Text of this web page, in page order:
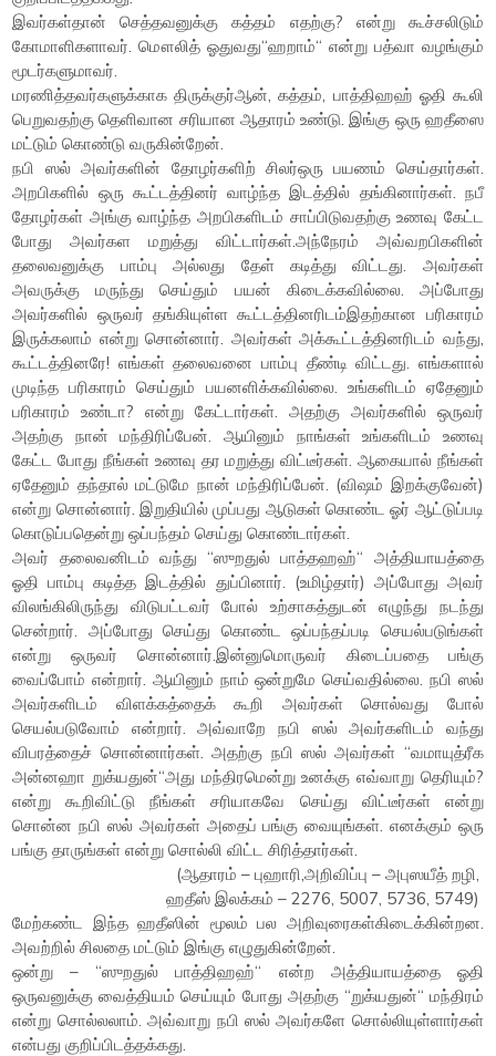
இவர்கள்தான் செத்தவனுக்கு கத்தம் எதற்கு? என்று கூச்சலிடும்
கோமாளிகளாவர். மௌலித் ஓதுவது“ஹறாம்“ என்று பத்வா வழங்கும்
மூடர்களுமாவர்.
மரணித்தவர்களுக்காக திருக்குர்ஆன், கத்தம், பாத்திஹஹ் ஓதி கூலி
பெறுவதற்கு தெளிவான சரியான ஆதாரம் உண்டு. இங்கு ஒரு ஹதீஸை
மட்டும் கொண்டு வருகின்றேன்.
நபி ஸல் அவர்களின் தோழர்களிற் சிலர்ஒரு பயணம் செய்தார்கள்.
அறபிகளில் ஒரு கூட்டத்தினர் வாழ்ந்த இடத்தில் தங்கினார்கள். நபீ
தோழர்கள் அங்கு வாழ்ந்த அறபிகளிடம் சாப்பிடுவதற்கு உணவு கேட்ட
போது அவர்கள மறுத்து விட்டார்கள்.அந்நேரம் அவ்வறபிகளின்
தலைவனுக்கு பாம்பு அல்லது தேள் கடித்து விட்டது. அவர்கள்
அவருக்கு மருந்து செய்தும் பயன் கிடைக்கவில்லை. அப்போது
அவர்களில் ஒருவர் தங்கியுள்ள கூட்டத்தினரிடம்இதற்கான பரிகாரம்
இருக்கலாம் என்று சொன்னார். அவர்கள் அக்கூட்டத்தினரிடம் வந்து,
கூட்டத்தினரே! எங்கள் தலைவனை பாம்பு தீண்டி விட்டது. எங்களால்
முடிந்த பரிகாரம் செய்தும் பயனளிக்கவில்லை. உங்களிடம் ஏதேனும்
பரிகாரம் உண்டா? என்று கேட்டார்கள். அதற்கு அவர்களில் ஒருவர்
அதற்கு நான் மந்திரிப்பேன். ஆயினும் நாங்கள் உங்களிடம் உணவு
கேட்ட போது நீங்கள் உணவு தர மறுத்து விட்டீர்கள். ஆகையால் நீங்கள்
ஏதேனும் தந்தால் மட்டுமே நான் மந்திரிப்பேன். (விஷம் இறக்குவேன்)
என்று சொன்னார். இறுதியில் முப்பது ஆடுகள் கொண்ட ஓர் ஆட்டுப்படி
கொடுப்பதென்று ஒப்பந்தம் செய்து கொண்டார்கள்.
அவர் தலைவனிடம் வந்து “ஸுறதுல் பாத்தஹஹ்“ அத்தியாயத்தை
ஓதி பாம்பு கடித்த இடத்தில் துப்பினார். (உமிழ்தார்) அப்போது அவர்
விலங்கிலிருந்து விடுபட்டவர் போல் உற்சாகத்துடன் எழுந்து நடந்து
சென்றார். அப்போது செய்து கொண்ட ஒப்பந்தப்படி செயல்படுங்கள்
என்று ஒருவர் சொன்னார்.இன்னுமொருவர் கிடைப்பதை பங்கு
வைப்போம் என்றார். ஆயினும் நாம் ஒன்றுமே செய்வதில்லை. நபி ஸல்
அவர்களிடம் விளக்கத்தைக் கூறி அவர்கள் சொல்வது போல்
செயல்படுவோம் என்றார். அவ்வாறே நபி ஸல் அவர்களிடம் வந்து
விபரத்தைச் சொன்னார்கள். அதற்கு நபி ஸல் அவர்கள் “வமாயுத்ரீக
அன்னஹா றுக்யதுன்“அது மந்திரமென்று உனக்கு எவ்வாறு தெரியும்?
என்று கூறிவிட்டு நீங்கள் சரியாகவே செய்து விட்டீர்கள் என்று
சொன்ன நபி ஸல் அவர்கள் அதைப் பங்கு வையுங்கள். எனக்கும் ஒரு
பங்கு தாருங்கள் என்று சொல்லி விட்ட சிரித்தார்கள்.
(ஆதாரம் – புஹாரி,அறிவிப்பு – அபுஸயீத் றழி,
ஹதீஸ் இலக்கம் – 2276, 5007, 5736, 5749)
மேற்கண்ட இந்த ஹதீஸின் மூலம் பல அறிவுரைகள்கிடைக்கின்றன.
அவற்றில் சிலதை மட்டும் இங்கு எழுதுகின்றேன்.
ஒன்று – “ஸுறதுல் பாத்திஹஹ்“ என்ற அத்தியாயத்தை ஓதி
ஒருவனுக்கு வைத்தியம் செய்யும் போது அதற்கு “றுக்யதுன்“ மந்திரம்
என்று சொல்லலாம். அவ்வாறு நபி ஸல் அவர்களே சொல்லியுள்ளார்கள்
என்பது குறிப்பிடத்தக்கது.